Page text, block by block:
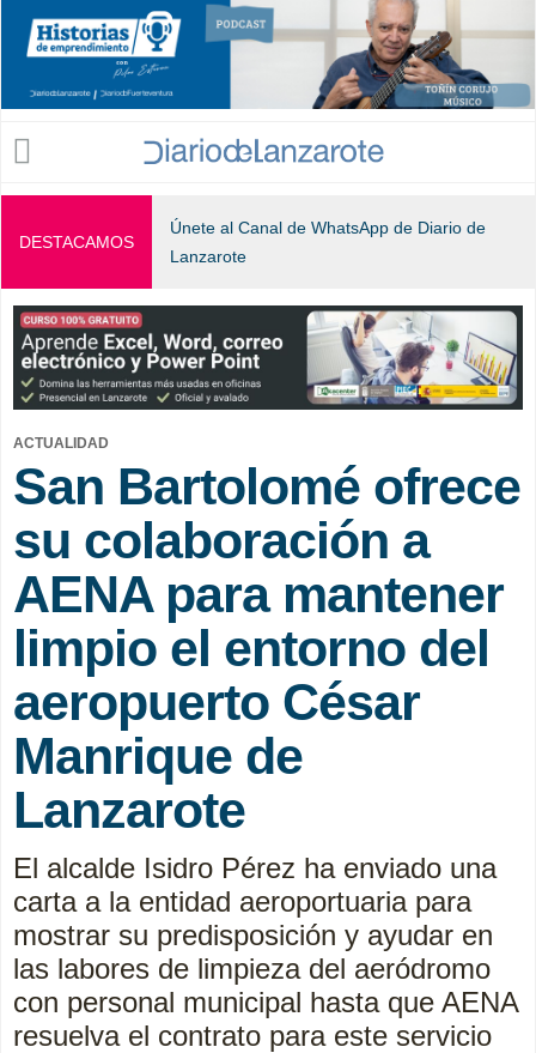
Jump to navigation
DESTACAMOS
Únete al Canal de WhatsApp de Diario de
Lanzarote
ACTUALIDAD
San Bartolomé ofrece
su colaboración a
AENA para mantener
limpio el entorno del
aeropuerto César
Manrique de
Lanzarote
El alcalde Isidro Pérez ha enviado una
carta a la entidad aeroportuaria para
mostrar su predisposición y ayudar en
las labores de limpieza del aeródromo
con personal municipal hasta que AENA
resuelva el contrato para este servicio